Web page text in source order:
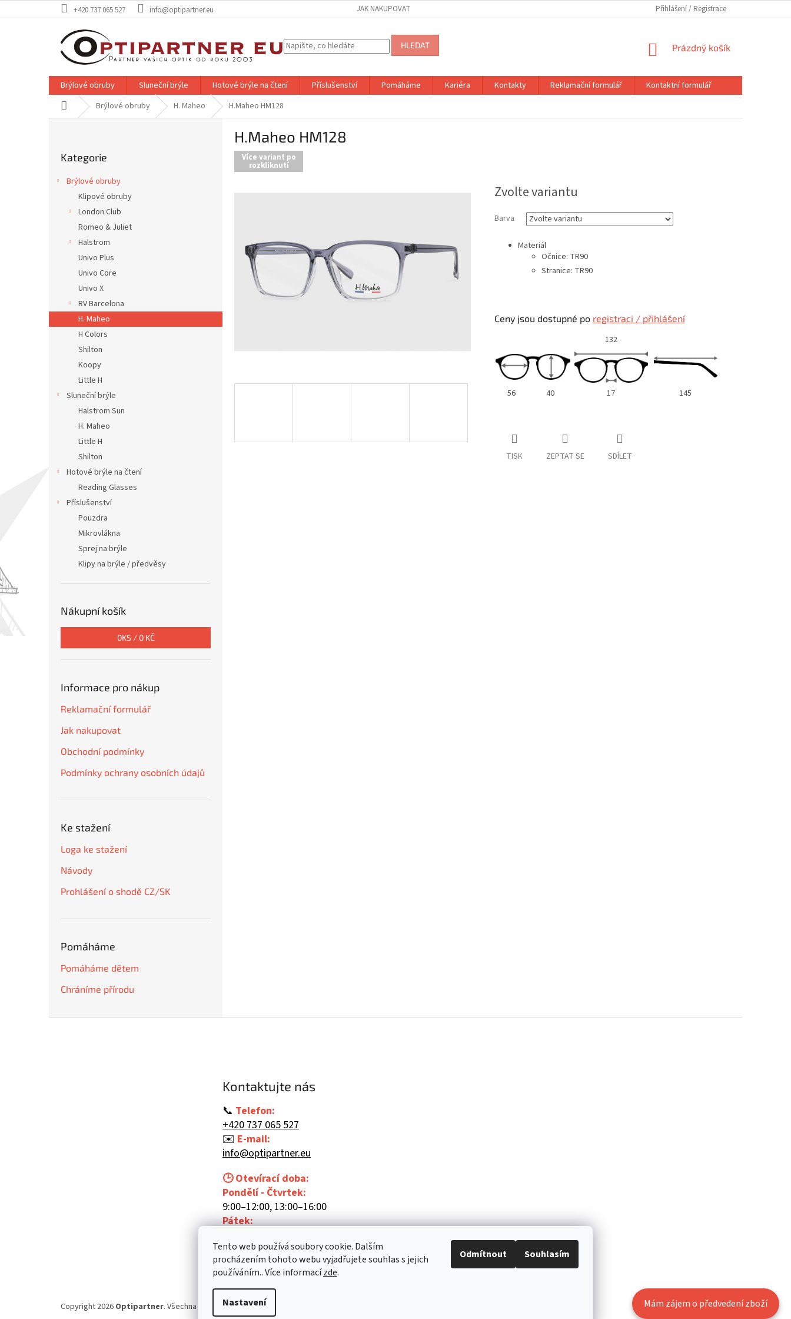
Mám zájem o předvedení zboží
Tento web používá soubory cookie. Dalším
procházením tohoto webu vyjadřujete souhlas s jejich
používáním.. Více informacízde.
Nastavení
Odmítnout Souhlasím
na
+420 737 065 527 info@optipartner.eu JAK NAKUPOVAT Přihlášení
HLEDAT
NÁKUPNÍ
Prázdný košík
Brýlové obruby Sluneční brýle Hotové brýle na čtení Příslušenství Pomáháme Kariéra Kontakty Reklamační formulář
Kontaktní formulář
Domů Brýlové obruby H. Maheo H.Maheo HM128
kategorie
Kategorie
Brýlové obruby
Klipové obruby
London Club
Romeo & Juliet
Halstrom
Univo Plus
Univo Core
Univo X
RV Barcelona
H. Maheo
H Colors
Shilton
Koopy
Little H
Sluneční brýle
Halstrom Sun
H. Maheo
Little H
Shilton
Hotové brýle na čtení
Reading Glasses
Příslušenství
Pouzdra
Mikrovlákna
Sprej na brýle
Klipy na brýle / předvěsy
Nákupní košík
0KS / 0 KČ
Informace pro nákup
Reklamační formulář
Jak nakupovat
Obchodní podmínky
Podmínky ochrany osobních údajů
Ke stažení
Loga ke stažení
Návody
Prohlášení o shodě CZ/SK
Pomáháme
Pomáháme dětem
Chráníme přírodu
H.Maheo HM128
Více variant po
rozkliknutí
Zvolte variantu
Barva
Materiál
Očnice: TR90
Stranice: TR90
Ceny jsou dostupné po registraci / přihlášení
132
56 40 17 145
TISK ZEPTAT SE SDÍLET
Kontaktujte nás
📞 Telefon:
+420 737 065 527
✉️ E-mail:
info@optipartner.eu
🕒 Otevírací doba:
Pondělí - Čtvrtek:
9:00–12:00, 13:00–16:00
Pátek:
Vytvořil Shoptet
Copyright 2026 Optipartner. Všechna práva vyhrazena.Upravit nastavení cookies